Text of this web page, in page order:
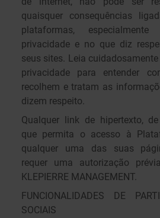
quaisquer consequências
plataformas,
privacidade e no que diz
seus sites. Leia
privacidade para entender
recolhem e tratam as
dizem respeito.
Qualquer link de hipertexto,
que permita o acesso à
qualquer uma das suas
requer uma autorização
KLEPIERRE MANAGEMENT.
FUNCIONALIDADES DE
SOCIAIS